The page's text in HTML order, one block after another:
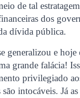
de tal
dos
dívida pública.
generalizou e
grande falácia!
privilegiado
intocáveis. Já as